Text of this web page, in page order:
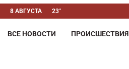
8 АВГУСТА 23°
ВСЕ НОВОСТИ ПРОИСШЕСТВИЯ